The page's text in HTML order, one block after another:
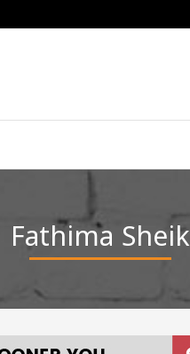
Fathima Sheik